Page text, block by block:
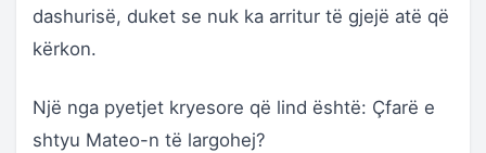
dashurisë, duket se nuk ka arritur të gjejë atë që
kërkon.
Një nga pyetjet kryesore që lind është: Çfarë e
shtyu Mateo-n të largohej?